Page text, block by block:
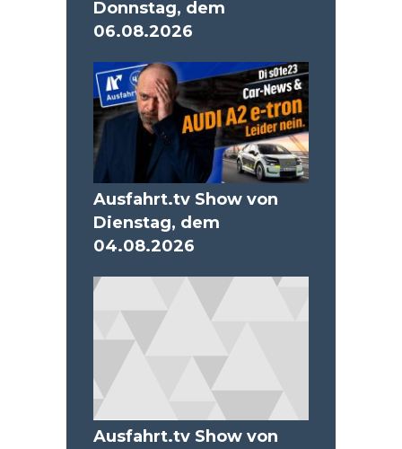
Donnstag, dem
06.08.2026
Ausfahrt.tv Show von
Dienstag, dem
04.08.2026
Ausfahrt.tv Show von